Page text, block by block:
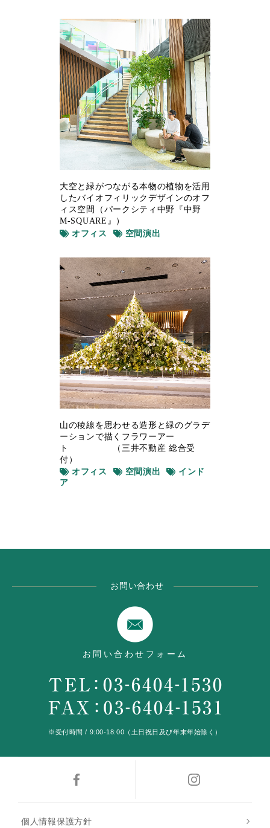
大空と緑がつながる本物の植物を活用
したバイオフィリックデザインのオフ
ィス空間（パークシティ中野『中野
M-SQUARE』）
オフィス
空間演出
山の稜線を思わせる造形と緑のグラデ
ーションで描くフラワーアー
ト （三井不動産 総合受
付）
オフィス
空間演出
インド
ア
お問い合わせ
お問い合わせフォーム
※受付時間 / 9:00-18:00（土日祝日及び年末年始除く）
個人情報保護方針